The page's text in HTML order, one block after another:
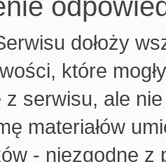
dołoży
które
z serwisu, ale
materiałów
- niezgodne z